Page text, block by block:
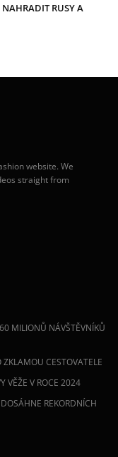
NAHRADIT RUSY A
website. We
straight from
MILIONŮ NÁVŠTĚVNÍKŮ
CESTOVATELE
VĚŽE V ROCE 2024
REKORDNÍCH